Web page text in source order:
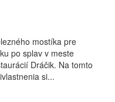
mostíka pre
po splav v meste
Dráčik. Na tomto
si...